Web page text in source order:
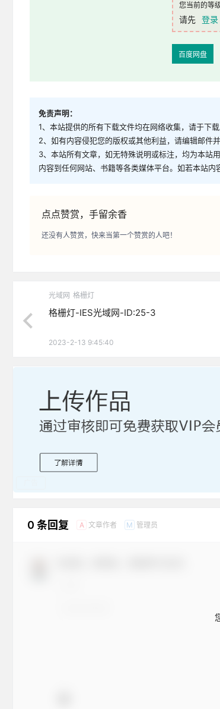
您当前的等
请先 登录
百度网盘
免责声明：
1、本站提供的所有下载文件均在网络收集，请于下
2、如有内容侵犯您的版权或其他利益，请编辑邮件
3、本站所有文章，如无特殊说明或标注，均为本站
内容到任何网站、书籍等各类媒体平台。如若本站内
点点赞赏，手留余香
还没有人赞赏，快来当第一个赞赏的人吧！
光域网 格栅灯
格栅灯-IES光域网-ID:25-3
2023-2-13 9:45:40
0 条回复 A 文章作者 M 管理员